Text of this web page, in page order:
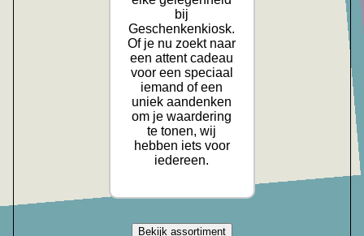
bij
Geschenkenkiosk.
Of je nu zoekt naar
een attent cadeau
voor een speciaal
iemand of een
uniek aandenken
om je waardering
te tonen, wij
hebben iets voor
iedereen.
Bekijk assortiment